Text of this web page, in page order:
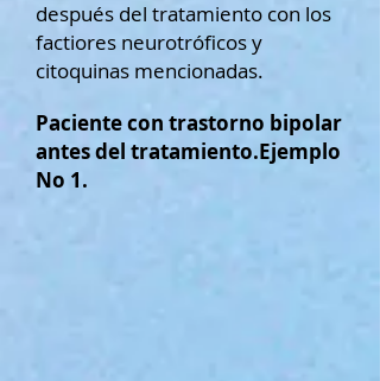
después del tratamiento con los
factiores neurotróficos y
citoquinas mencionadas.
Paciente con trastorno bipolar
antes del tratamiento.Ejemplo
No 1.